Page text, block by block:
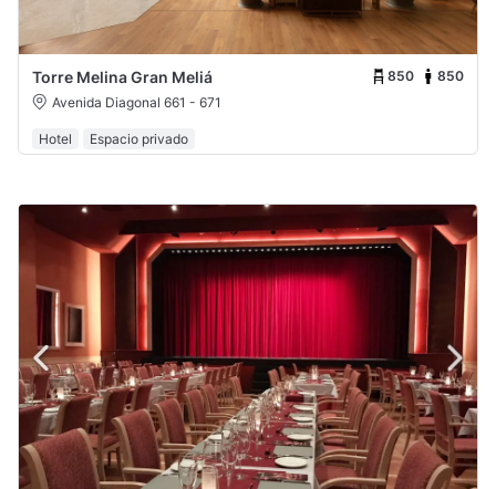
Torre Melina Gran Meliá 850
850
Avenida Diagonal 661 - 671
Hotel Espacio privado